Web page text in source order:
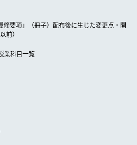
修要項」（冊子）配布後に生じた変更点・開
前）
業科目一覧